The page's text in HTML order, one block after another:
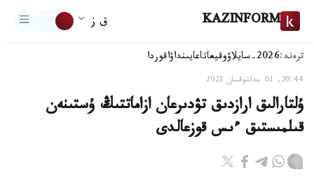
KAZINFORM ق ز
ترەند:2026-سايلاۋ وقيعاتاعايىنداۋاقوردا
20:44, 01 جەلتوقسان 2023
ۇلتارالىق ارازدىق تۋدىرعان ازاماتتىڭ ۇستىنەن
قىلمىستىق ءىس قوزعالدى